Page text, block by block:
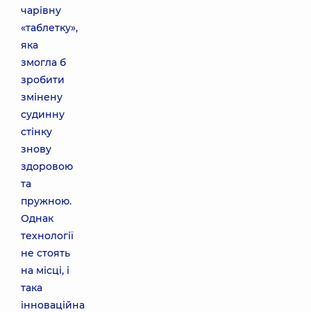
чарівну
«таблетку»,
яка
змогла б
зробити
змінену
судинну
стінку
знову
здоровою
та
пружною.
Однак
технології
не стоять
на місці, і
така
інноваційна